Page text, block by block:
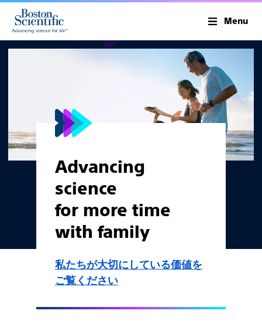
Menu
Advancing
science
for more time
with family
私たちが大切にしている価値を
ご覧ください